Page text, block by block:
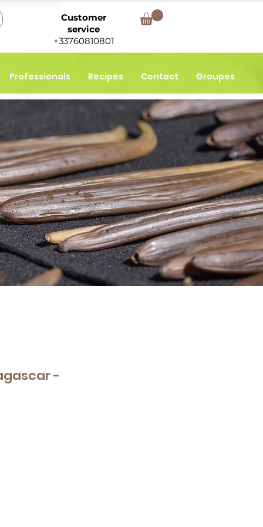
Customer
service
+33760810801
Professionals Recipes Contact Groupes
-